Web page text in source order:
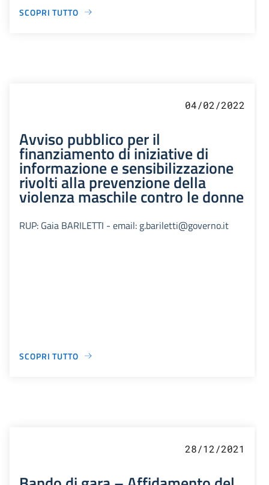
SCOPRI TUTTO
04/02/2022
Avviso pubblico per il
finanziamento di iniziative di
informazione e sensibilizzazione
rivolti alla prevenzione della
violenza maschile contro le donne
RUP: Gaia BARILETTI - email: g.bariletti@governo.it
SCOPRI TUTTO
28/12/2021